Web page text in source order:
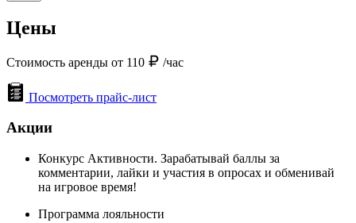
Цены
Стоимость аренды от 110 /час
Посмотреть прайс-лист
Акции
Конкурс Активности. Зарабатывай баллы за
комментарии, лайки и участия в опросах и обменивай
на игровое время!
Программа лояльности